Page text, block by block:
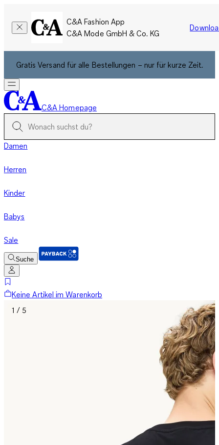
C&A Fashion App
C&A Mode GmbH & Co. KG
Gratis Versand für alle Bestellungen – nur für kurze Zeit.
C&A Homepage
Damen
Herren
Kinder
Babys
Sale
Suche
Keine Artikel im Warenkorb
1 / 5